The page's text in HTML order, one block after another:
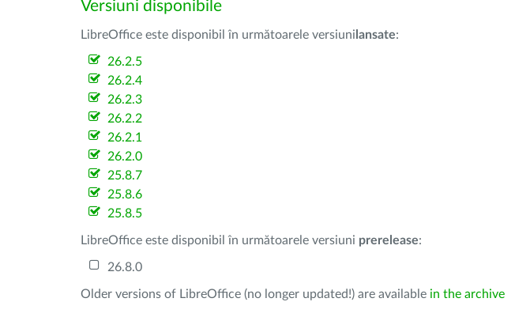
Versiuni disponibile
LibreOffice este disponibil în următoarele versiuni lansate:
26.2.5
26.2.4
26.2.3
26.2.2
26.2.1
26.2.0
25.8.7
25.8.6
25.8.5
LibreOffice este disponibil în următoarele versiuni prerelease:
26.8.0
Older versions of LibreOffice (no longer updated!) are available in the archive